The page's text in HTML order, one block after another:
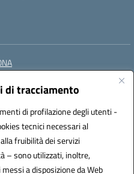
di tracciamento
di profilazione degli utenti -
tecnici necessari al
fruibilità dei servizi
– sono utilizzati, inoltre,
a disposizione da Web
(IPA): istsc_anic813007